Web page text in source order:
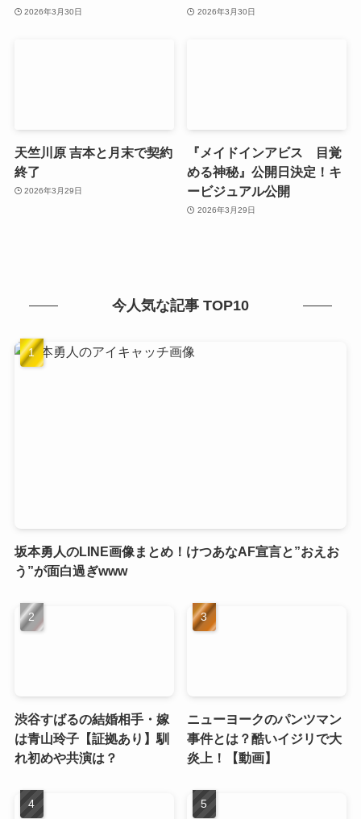
2026年3月30日 2026年3月30日
天竺川原 吉本と月末で契約
終了
2026年3月29日
『メイドインアビス 目覚
める神秘』公開日決定！キ
ービジュアル公開
2026年3月29日
今人気な記事 TOP10
坂本勇人のLINE画像まとめ！けつあなAF宣言と”おえお
う”が面白過ぎwww
渋谷すばるの結婚相手・嫁
は青山玲子【証拠あり】馴
れ初めや共演は？
ニューヨークのパンツマン
事件とは？酷いイジリで大
炎上！【動画】